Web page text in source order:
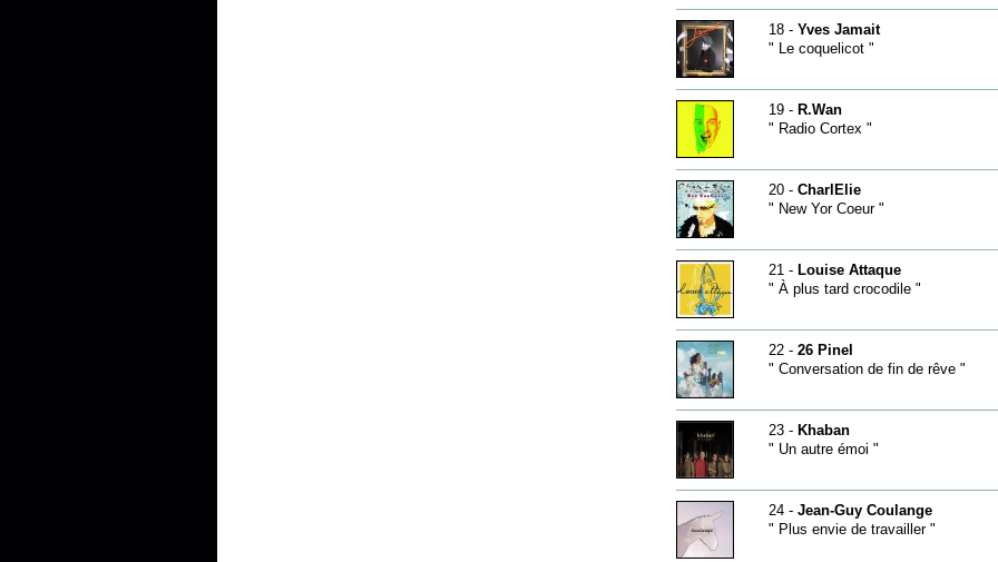
18 - Yves Jamait
" Le coquelicot "
19 - R.Wan
" Radio Cortex "
20 - CharlElie
" New Yor Coeur "
21 - Louise Attaque
" À plus tard crocodile "
22 - 26 Pinel
" Conversation de fin de rêve "
23 - Khaban
" Un autre émoi "
24 - Jean-Guy Coulange
" Plus envie de travailler "